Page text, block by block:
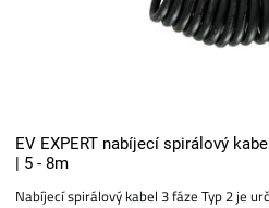
EV EXPERT nabíjecí spirálový
| 5 - 8m
Nabíjecí spirálový kabel 3 fáze Typ 2 je